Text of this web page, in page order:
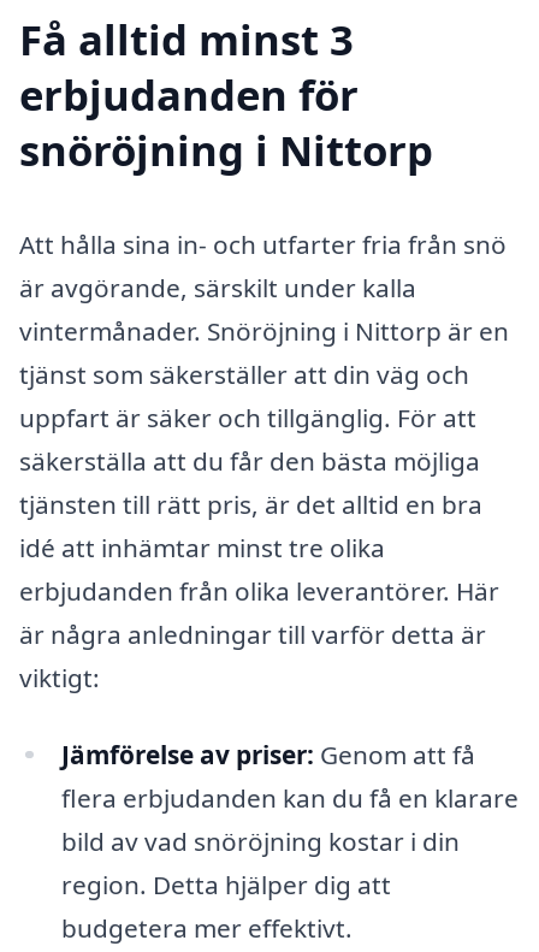
Få alltid minst 3
erbjudanden för
snöröjning i Nittorp
Att hålla sina in- och utfarter fria från snö
är avgörande, särskilt under kalla
vintermånader. Snöröjning i Nittorp är en
tjänst som säkerställer att din väg och
uppfart är säker och tillgänglig. För att
säkerställa att du får den bästa möjliga
tjänsten till rätt pris, är det alltid en bra
idé att inhämtar minst tre olika
erbjudanden från olika leverantörer. Här
är några anledningar till varför detta är
viktigt:
Jämförelse av priser: Genom att få
flera erbjudanden kan du få en klarare
bild av vad snöröjning kostar i din
region. Detta hjälper dig att
budgetera mer effektivt.